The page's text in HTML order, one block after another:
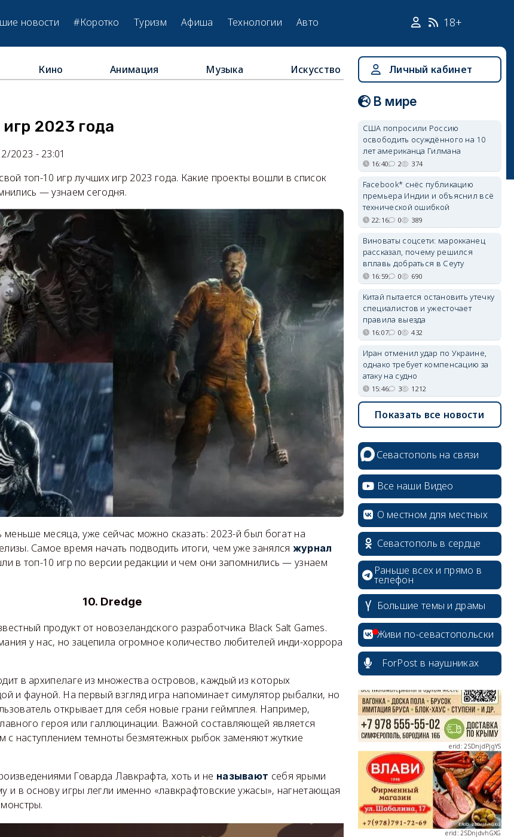
новости #Коротко Туризм Афиша Технологии Авто 18+
Кино Анимация Музыка Искусство
2023 года
2023 - 23:01
топ-10 игр лучших игр 2023 года. Какие проекты вошли в список
— узнаем сегодня.
меньше месяца, уже сейчас можно сказать: 2023-й был богат на
Самое время начать подводить итоги, чем уже занялся журнал
в топ-10 игр по версии редакции и чем они запомнились — узнаем
10. Dredge
продукт от новозеландского разработчика Black Salt Games.
у нас, но зацепила огромное количество любителей инди-хоррора
в архипелаге из множества островов, каждый из которых
и фауной. На первый взгляд игра напоминает симулятор рыбалки, но
открывает для себя новые грани геймплея. Например,
героя или галлюцинации. Важной составляющей является
наступлением темноты безмятежных рыбок заменяют жуткие
Говарда Лавкрафта, хоть и не называют себя ярыми
и в основу игры легли именно «лавкрафтовские ужасы», нагнетающая
Личный кабинет
В мире
США попросили Россию
освободить осуждённого на 10
лет американца Гилмана
16:40 2 374
Facebook* снёс публикацию
премьера Индии и объяснил всё
технической ошибкой
22:16 0 389
Виноваты соцсети: марокканец
рассказал, почему решился
вплавь добраться в Сеуту
16:59 0 690
Китай пытается остановить утечку
специалистов и ужесточает
правила выезда
16:07 0 432
Иран отменил удар по Украине,
однако требует компенсацию за
атаку на судно
15:46 3 1212
Показать все новости
Севастополь на связи
Все наши Видео
О местном для местных
Севастополь в сердце
Раньше всех и прямо в
телефон
Большие темы и драмы
Живи по-севастопольски
ForPost в наушниках
erid: 2SDnjcrDNw6
erid: 2SDnjdPjgYS
erid: 2SDnjdvhGXG